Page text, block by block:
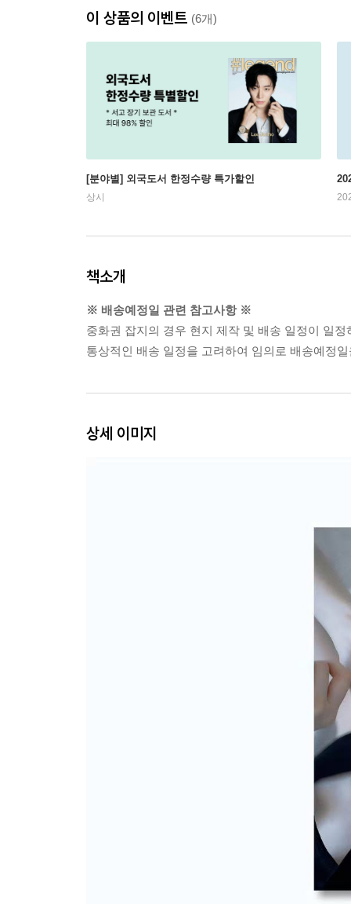
이 상품의 이벤트 (6개)
[분야별] 외국도서 한정수량 특가할인
상시
책소개
※ 배송예정일 관련 참고사항 ※
중화권 잡지의 경우 현지 제작 및 배송 일정이 일
통상적인 배송 일정을 고려하여 임의로 배송예정
상세 이미지